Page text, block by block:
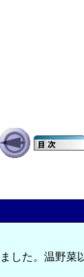
した。温野